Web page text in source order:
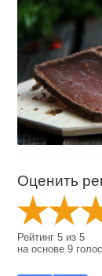
Оценить
Рейтинг5 из5
на основе9